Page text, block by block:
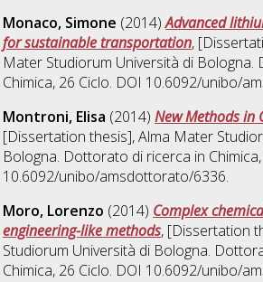
Monaco, Simone (2014)Advanced
for sustainable transportation,
Mater Studiorum Università di
Chimica, 26 Ciclo. DOI 10.6092/unibo/
Montroni, Elisa (2014)New Methods in
[Dissertation thesis], Alma Mater
Bologna. Dottorato di ricerca in Chimica
10.6092/unibo/amsdottorato/6336.
Moro, Lorenzo (2014) Complex
engineering-like methods, [Dissertation
Studiorum Università di Bologna.
Chimica, 26 Ciclo. DOI 10.6092/unibo/